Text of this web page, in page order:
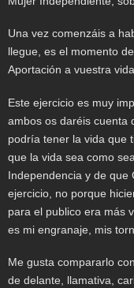
Una vez comenzáis a
llegue, es el momento
Aportación a vuestra
Este ejercicio es muy
ambos os daréis cuenta
podría tener la vida que
que la vida sea como
Independencia y de que
ejercicio, no porque
para el publico era más
es mi engranaje, mis
Me gusta compararlo
de delante, llamativa,